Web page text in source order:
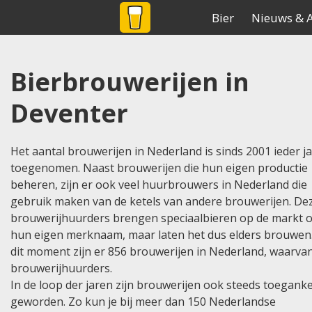
BIER De grootste biersite
Bier Nieuws &
Bierbrouwerijen in
Deventer
Het aantal brouwerijen in Nederland is sinds 2001 ieder
toegenomen. Naast brouwerijen die hun eigen productie
beheren, zijn er ook veel huurbrouwers in Nederland die
gebruik maken van de ketels van andere brouwerijen.
brouwerijhuurders brengen speciaalbieren op de markt
hun eigen merknaam, maar laten het dus elders
dit moment zijn er 856 brouwerijen in Nederland,
brouwerijhuurders.
In de loop der jaren zijn brouwerijen ook steeds
geworden. Zo kun je bij meer dan 150 Nederlandse